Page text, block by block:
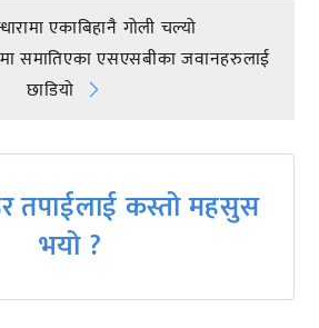
एकाबिहानै गोली चल्यो
समातिएका एसएसबीका जवानहरुलाई
छाडियो
तपाईलाई कस्तो महसुस
भयो ?